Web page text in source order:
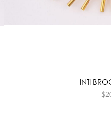
INTI
$